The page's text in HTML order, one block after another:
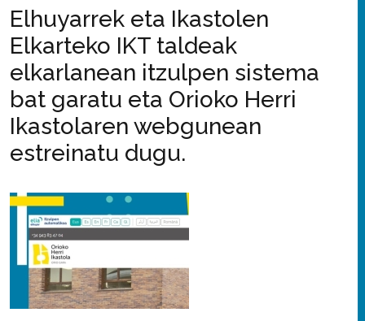
Elhuyarrek eta Ikastolen
Elkarteko IKT taldeak
elkarlanean itzulpen sistema
bat garatu eta Orioko Herri
Ikastolaren webgunean
estreinatu dugu.